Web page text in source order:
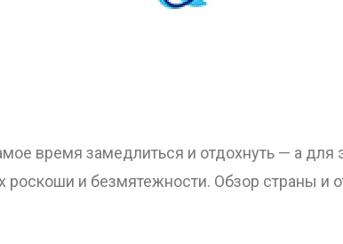
время замедлиться и отдохнуть — а
и безмятежности. Обзор страны и